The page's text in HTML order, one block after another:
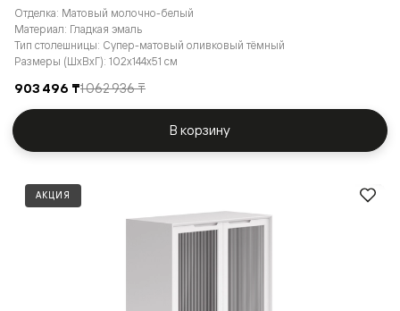
Отделка: Матовый молочно-белый
Материал: Гладкая эмаль
Тип столешницы: Супер-матовый оливковый тёмный
Размеры (ШxВxГ): 102x144x51 см
903 496 ₸1 062 936 ₸
В корзину
АКЦИЯ